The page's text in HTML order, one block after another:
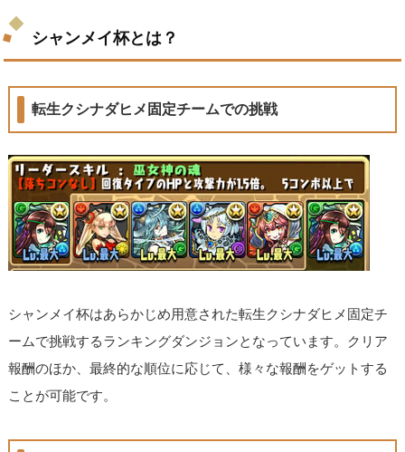
シャンメイ杯とは？
転生クシナダヒメ固定チームでの挑戦
シャンメイ杯はあらかじめ用意された転生クシナダヒメ固定チ
ームで挑戦するランキングダンジョンとなっています。クリア
報酬のほか、最終的な順位に応じて、様々な報酬をゲットする
ことが可能です。